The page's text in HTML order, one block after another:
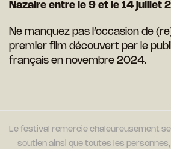
Nazaire entre le 9 et le 14 juillet
Ne manquez pas l’occasion de
premier film découvert par le
français en novembre 2024.
Le festival remercie chaleureusement
soutien ainsi que toutes les personnes,